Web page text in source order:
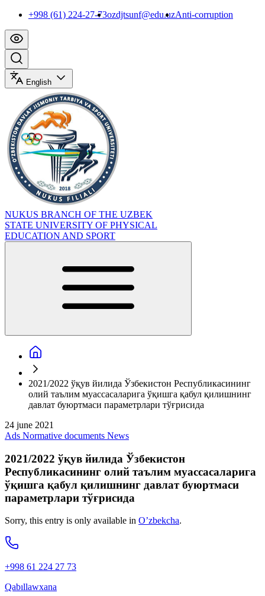
+998 (61) 224-27-73ozdjtsunf@edu.uzAnti-corruption
English
NUKUS BRANCH OF THE UZBEK
STATE UNIVERSITY OF PHYSICAL
EDUCATION AND SPORT
2021/2022 ўқув йилида Ўзбекистон Республикасининг
олий таълим муассасаларига ўқишга қабул қилишнинг
давлат буюртмаси параметрлари тўғрисида
24 june 2021
Ads Normative documents News
2021/2022 ўқув йилида Ўзбекистон
Республикасининг олий таълим муассасаларига
ўқишга қабул қилишнинг давлат буюртмаси
параметрлари тўғрисида
Sorry, this entry is only available in O’zbekcha.
+998 61 224 27 73
Qabıllawxana